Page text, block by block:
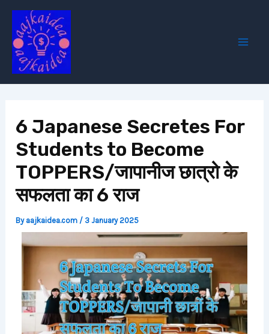
Skip
content
6 Japanese Secretes For
Students to Become
TOPPERS/जापानीज छात्रो के
सफलता का 6 राज
By aajkaidea.com / 3 January 2025
Post
navigation